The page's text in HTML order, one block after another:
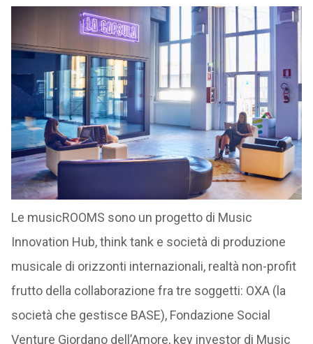
Le musicROOMS sono un progetto di Music
Innovation Hub, think tank e società di produzione
musicale di orizzonti internazionali, realtà non-profit
frutto della collaborazione fra tre soggetti: OXA (la
società che gestisce BASE), Fondazione Social
Venture Giordano dell’Amore, key investor di Music